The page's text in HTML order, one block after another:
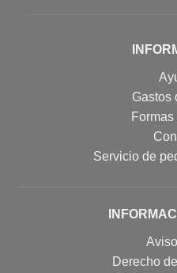
Gastos
Servicio de
Derecho